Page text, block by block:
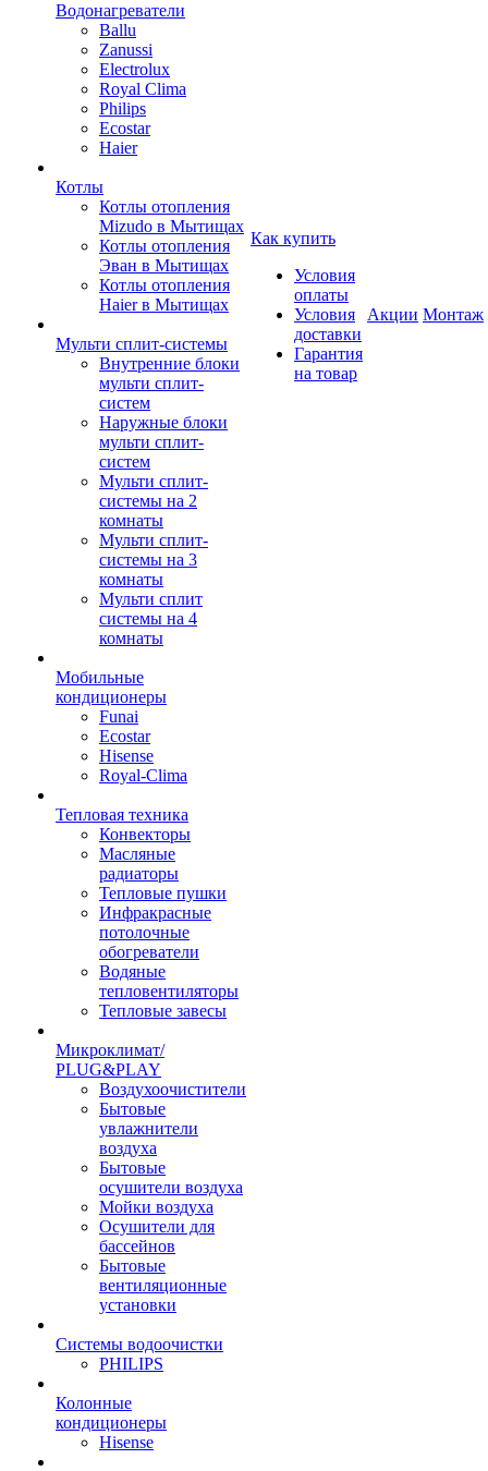
Водонагреватели
Ballu
Zanussi
Electrolux
Royal Clima
Philips
Ecostar
Haier
Котлы
Котлы отопления
Mizudo в Мытищах
Котлы отопления
Эван в Мытищах
Котлы отопления
Haier в Мытищах
Мульти сплит-системы
Внутренние блоки
мульти сплит-
систем
Наружные блоки
мульти сплит-
систем
Мульти сплит-
системы на 2
комнаты
Мульти сплит-
системы на 3
комнаты
Мульти сплит
системы на 4
комнаты
Мобильные
кондиционеры
Funai
Ecostar
Hisense
Royal-Clima
Тепловая техника
Конвекторы
Масляные
радиаторы
Тепловые пушки
Инфракрасные
потолочные
обогреватели
Водяные
тепловентиляторы
Тепловые завесы
Микроклимат/
PLUG&PLAY
Воздухоочистители
Бытовые
увлажнители
воздуха
Бытовые
осушители воздуха
Мойки воздуха
Осушители для
бассейнов
Бытовые
вентиляционные
установки
Системы водоочистки
PHILIPS
Колонные
кондиционеры
Hisense
Как купить
Условия
оплаты
Условия
доставки
Гарантия
на товар
Акции Монтаж